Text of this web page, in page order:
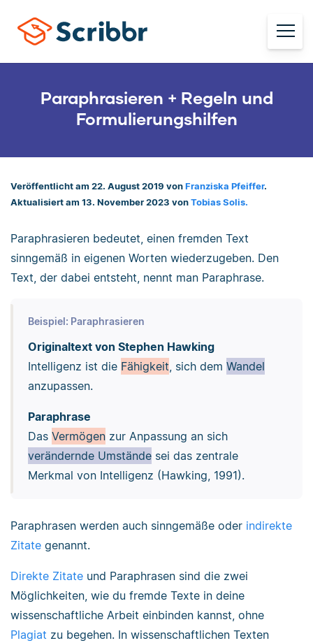
Paraphrasieren + Regeln und
Formulierungshilfen
Veröffentlicht am 22. August 2019 von Franziska Pfeiffer.
Aktualisiert am 13. November 2023 von Tobias Solis.
Paraphrasieren bedeutet, einen fremden Text
sinngemäß in eigenen Worten wiederzugeben. Den
Text, der dabei entsteht, nennt man Paraphrase.
Beispiel: Paraphrasieren
Originaltext von Stephen Hawking
Intelligenz ist die Fähigkeit , sich dem Wandel
anzupassen.
Paraphrase
Das Vermögenzur Anpassung an sich
verändernde Umständesei das zentrale
Merkmal von Intelligenz (Hawking, 1991).
Paraphrasen werden auch sinngemäße oder indirekte
Zitate genannt.
Direkte Zitate und Paraphrasen sind die zwei
Möglichkeiten, wie du fremde Texte in deine
wissenschaftliche Arbeit einbinden kannst, ohne
Plagiat zu begehen. In wissenschaftlichen Texten